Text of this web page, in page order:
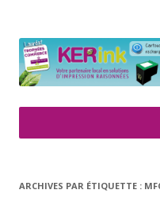
ARCHIVES PAR ÉTIQUETTE :